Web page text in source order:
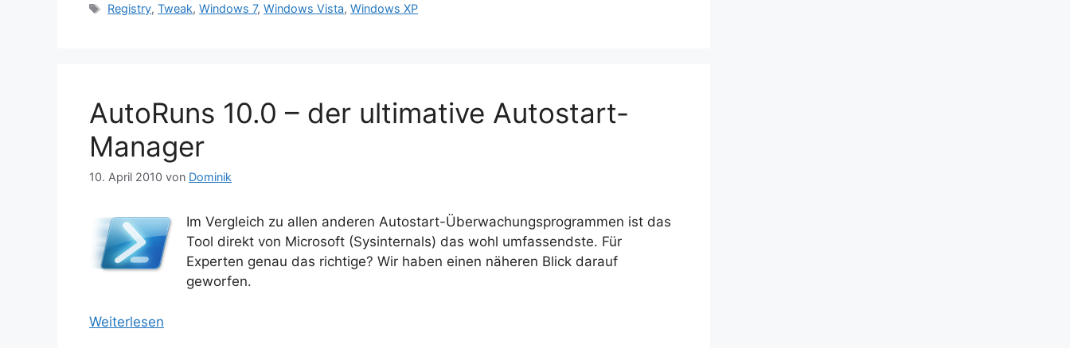
Schlagwörter
Registry,Tweak,Windows 7,Windows Vista,Windows XP
AutoRuns 10.0 – der ultimative Autostart-
Manager
10. April 2010 von Dominik
Im Vergleich zu allen anderen Autostart-Überwachungsprogrammen ist das
Tool direkt von Microsoft (Sysinternals) das wohl umfassendste. Für
Experten genau das richtige? Wir haben einen näheren Blick darauf
geworfen.
Weiterlesen